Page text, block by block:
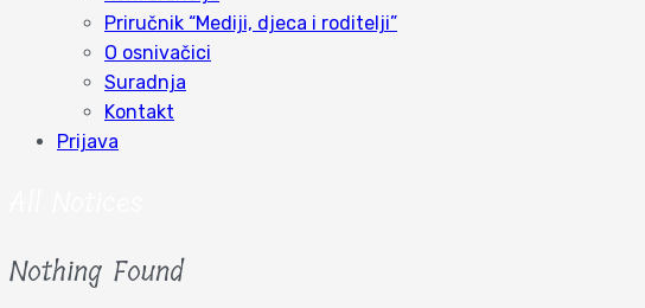
Priručnik “Mediji, djeca i roditelji”
O osnivačici
Suradnja
Kontakt
Prijava
Nothing Found